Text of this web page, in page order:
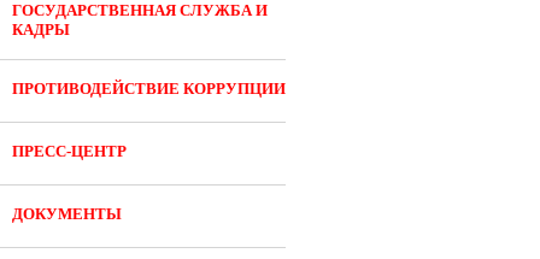
ГОСУДАРСТВЕННАЯ СЛУЖБА И
КАДРЫ
ПРОТИВОДЕЙСТВИЕ КОРРУПЦИИ
ПРЕСС-ЦЕНТР
ДОКУМЕНТЫ